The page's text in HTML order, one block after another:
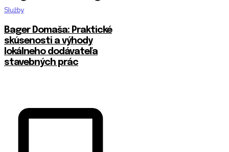
Služby
Bager Domaša: Praktické
skúsenosti a výhody
lokálneho dodávateľa
stavebných prác